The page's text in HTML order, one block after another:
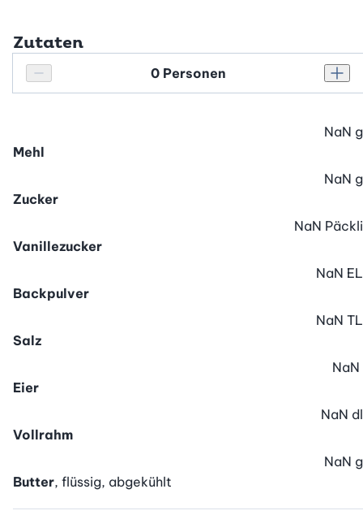
Zutaten
Personenanzahl verringern
Personenanzahl
Mehl
NaN g
Zucker
NaN g
Vanillezucker
NaN Päckli
Backpulver
NaN EL
Salz
NaN TL
Eier
NaN
Vollrahm
NaN dl
Butter, flüssig, abgekühlt
NaN g